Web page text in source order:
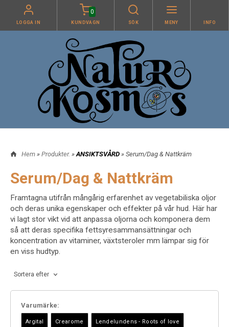
LOGGA IN
0
KUNDVAGN SÖK MENY INFO
Hem » Produkter. » ANSIKTSVÅRD » Serum/Dag & Nattkräm
Serum/Dag & Nattkräm
Framtagna utifrån mångårig erfarenhet av vegetabiliska oljor
och deras unika egenskaper och effekter på vår hud. Här har
vi lagt stor vikt vid att anpassa oljorna och komponera dem
så att deras specifika fettsyresammansättningar och
koncentration av vitaminer, växtsteroler mm lämpar sig för
en viss hudtyp.
Varumärke:
Sortera efter